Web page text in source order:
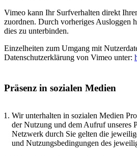
Vimeo kann Ihr Surfverhalten direkt
zuordnen. Durch vorheriges Ausloggen
dies zu unterbinden.
Einzelheiten zum Umgang mit
Datenschutzerklärung von Vimeo unter:
Präsenz in sozialen Medien
Wir unterhalten in sozialen Medien
der Nutzung und dem Aufruf unseres
Netzwerk durch Sie gelten die
und Nutzungsbedingungen des